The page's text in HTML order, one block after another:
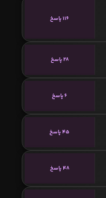
116 پاسخ
28 پاسخ
6 پاسخ
45 پاسخ
48 پاسخ